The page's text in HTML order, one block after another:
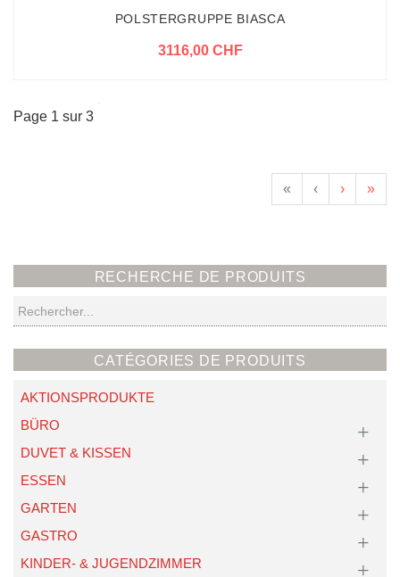
POLSTERGRUPPE BIASCA
3116,00 CHF
Page 1 sur 3
« ‹ › »
RECHERCHE DE PRODUITS
Recherche
CATÉGORIES DE PRODUITS
AKTIONSPRODUKTE
BÜRO
DUVET & KISSEN
ESSEN
GARTEN
GASTRO
KINDER- & JUGENDZIMMER